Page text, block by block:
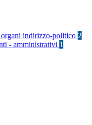
indirizzo-politico 2
- amministrativi 1